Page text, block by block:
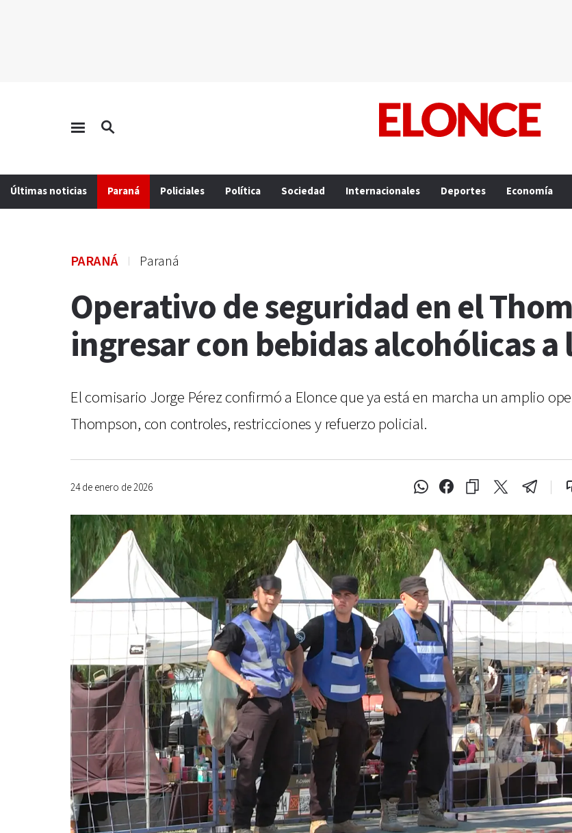
Últimas noticias Paraná Policiales Política Sociedad Internacionales Deportes Economía
PARANÁ Paraná
Operativo de seguridad en el
ingresar con bebidas alcohólicas a
El comisario Jorge Pérez confirmó a Elonce que ya está en marcha un amplio
Thompson, con controles, restricciones y refuerzo policial.
24 de enero de 2026